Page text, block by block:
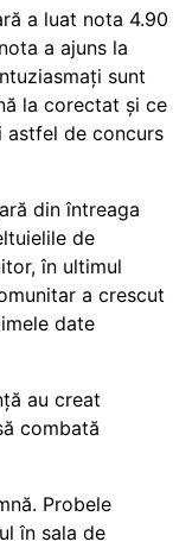
a luat nota 4.90
a ajuns la
sunt
la corectat și ce
astfel de concurs
din întreaga
de
în ultimul
a crescut
date
au creat
combată
Probele
în sala de